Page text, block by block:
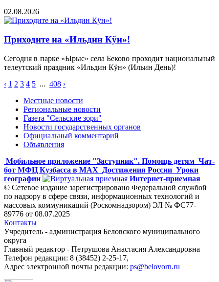
02.08.2026
Приходите на «Ильдин Кӱн»!
Сегодня в парке «Ырыс» села Беково проходит национальный
телеутский праздник «Ильдин Кӱн» (Ильин День)!
‹ 1 2 3 4 5 ... 408 ›
Местные новости
Региональные новости
Газета "Сельские зори"
Новости государственных органов
Официальный комментарий
Объявления
Мобильное приложение "Заступник". Помощь детям Чат-
бот МФЦ Кузбасса в MAX
Достижения России Уроки
географии
Интернет-приемная
© Сетевое издание зарегистрировано Федеральной службой
по надзору в сфере связи, информационных технологий и
массовых коммуникаций (Роскомнадзором) ЭЛ № ФС77-
89776 от 08.07.2025
Контакты
Учредитель - администрация Беловского муниципального
округа
Главный редактор - Петрушова Анастасия Александровна
Телефон редакции: 8 (38452) 2-25-17,
Адрес электронной почты редакции: ps@belovorn.ru